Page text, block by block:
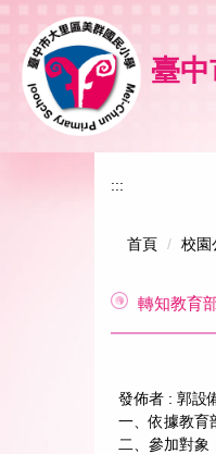
主
區
臺
:::
首頁 校園
轉知教育
發佈者 : 郭設
一、依據教育
二、參加對象